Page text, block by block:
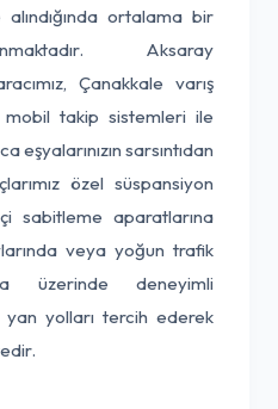
ortalama bir
Aksaray
Çanakkale varış
mobil takip sistemleri ile
eşyalarınızın sarsıntıdan
özel süspansiyon
sabitleme aparatlarına
veya yoğun trafik
üzerinde deneyimli
yolları tercih ederek